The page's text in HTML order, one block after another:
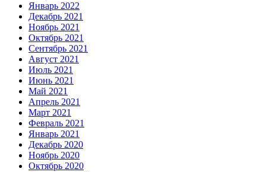
Январь 2022
Декабрь 2021
Ноябрь 2021
Октябрь 2021
Сентябрь 2021
Август 2021
Июль 2021
Июнь 2021
Май 2021
Апрель 2021
Март 2021
Февраль 2021
Январь 2021
Декабрь 2020
Ноябрь 2020
Октябрь 2020